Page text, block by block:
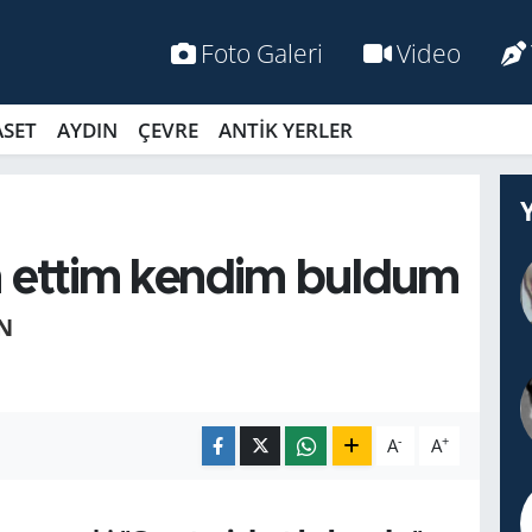
Foto Galeri Video
AYDIN ÇEVRE ANTİK YERLER
ettim kendim buldum
A- A+